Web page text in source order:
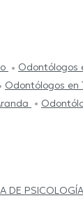
Odontólogos
Odontólogos en
DE PSICOLOGÍA